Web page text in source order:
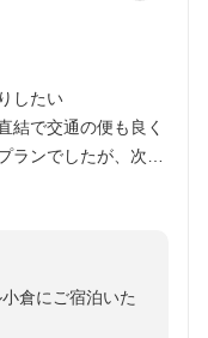
したい
結で交通の便も良く
ランでしたが、次に
974?
倉にご宿泊いた